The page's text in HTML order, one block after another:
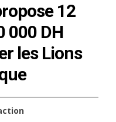
12
000 DH
les Lions